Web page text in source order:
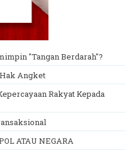
"Tangan Berdarah"?
Angket
Rakyat Kepada
ATAU NEGARA